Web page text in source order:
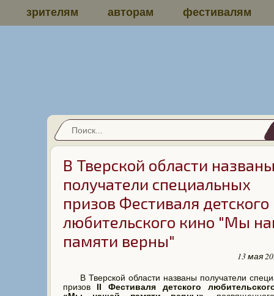
зрителям авторам фестивалям
В Тверской области
получатели специальных
призов Фестиваля детского
любительского кино "Мы
памяти верны"
13 мая
В Тверской области названы получатели
призов
II Фестиваля детского